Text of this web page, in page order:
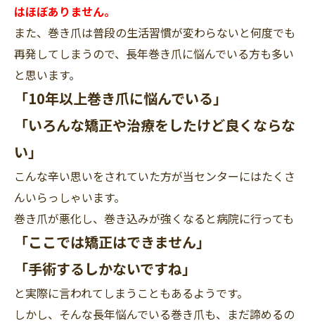
はほぼありません。
また、巻き爪は普段の生活習慣が変わらないと何度でも
再発してしまうので、長年巻き爪に悩んでいる方も多い
と思います。
「10年以上巻き爪に悩んでいる」
「いろんな矯正や治療をしたけど良くならな
い」
こんな辛い思いをされていた方が当センターにはたくさ
んいらっしゃいます。
巻き爪が悪化し、巻き込みが強くなると病院に行っても
「ここでは矯正はできません」
「手術するしかないですね」
と実際に言われてしまうこともあるようです。
しかし、そんな長年悩んでいる巻き爪も、まだ諦めるの